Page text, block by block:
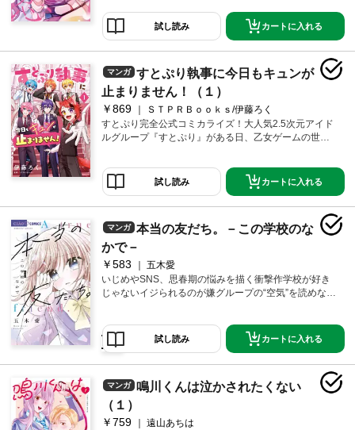
咲のもとに現れたのは親友の夫であり、美咲がかつて
愛した男・拓也。彼は受験の失敗とともに別れを告げ
ることになった初恋の人ーー。そんな彼に不貞の証拠
試し読み カートに入れる
マンガ
すとぷり執事に今日もキュンが
止まりません！（１）
￥869
ＳＴＰＲＢｏｏｋｓ/伊藤ろく
すとぷり完全公式コミカライズ！大人気2.5次元アイド
ルグループ『すとぷり』がある日、乙女ゲームの世界
ぷりがメイド姿になったお話も収録♪また、紙のコミッ
クス限定で、『キュンが止まらない執事風特別実写ポ
ストカード』がついてくる！（全2種ランダム1枚入り
試し読み カートに入れる
マンガ
本当の友だち。－この学校のな
かで－
￥583
五木愛
いじめやSNS、思春期の悩みを描く衝撃作学校が好き
じゃないイジられるのが嫌グループの“空気”を読めない
ー【収録ストーリー】本当の友だち。-この学校のなか
で-全3話超運命的トリップ通学バス、君に恋する時間。
試し読み カートに入れる
マンガ
鳴川くんは泣かされたくない
（１）
￥759
遠山あちは